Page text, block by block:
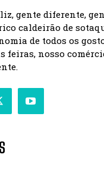
gente diferente,
caldeirão de
de todos os
feiras, nosso